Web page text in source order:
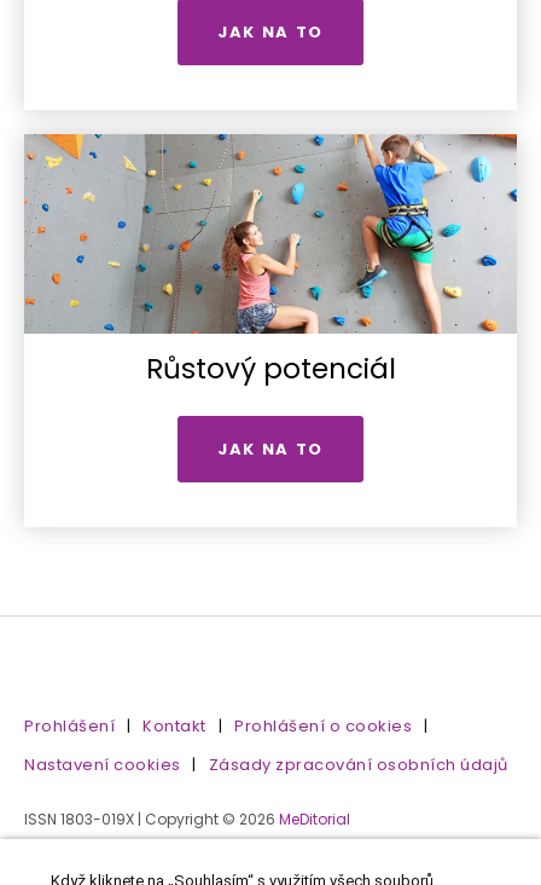
JAK NA TO
Růstový potenciál
JAK NA TO
Prohlášení | Kontakt | Prohlášení o cookies |
Nastavení cookies | Zásady zpracování osobních údajů
ISSN 1803-019X | Copyright © 2026 MeDitorial
Když kliknete na „Souhlasím“ s využitím všech souborů